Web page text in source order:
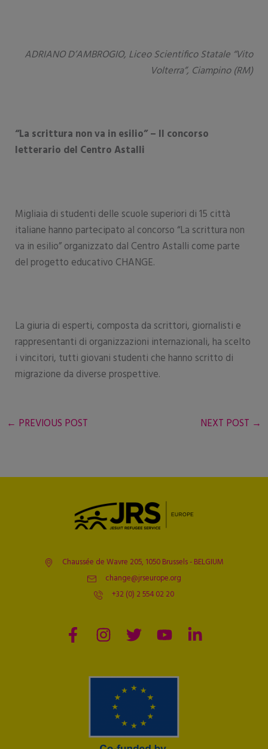
ADRIANO D’AMBROGIO, Liceo Scientifico Statale “Vito
Volterra”, Ciampino (RM)
“La scrittura non va in esilio” – Il concorso
letterario del Centro Astalli
Migliaia di studenti delle scuole superiori di 15 città
italiane hanno partecipato al concorso “La scrittura non
va in esilio” organizzato dal Centro Astalli come parte
del progetto educativo CHANGE.
La giuria di esperti, composta da scrittori, giornalisti e
rappresentanti di organizzazioni internazionali, ha scelto
i vincitori, tutti giovani studenti che hanno scritto di
migrazione da diverse prospettive.
← PREVIOUS POST NEXT POST →
Chaussée de Wavre 205, 1050 Brussels - BELGIUM
change@jrseurope.org
+32 (0) 2 554 02 20